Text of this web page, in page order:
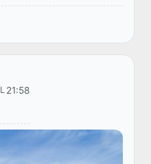
ishlagan
murojaat qilib, ish
21:58